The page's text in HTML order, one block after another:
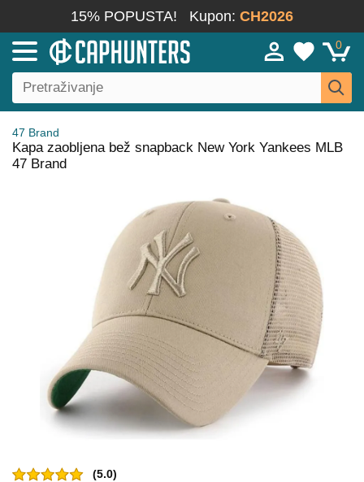
15% POPUSTA! Kupon: CH2026
0
47 Brand
Kapa zaobljena bež snapback New York Yankees MLB
47 Brand
(5.0)